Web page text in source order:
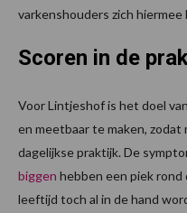
varkenshouders zich hiermee
Scoren in de
Voor Lintjeshof is het doel
en meetbaar te maken,
dagelijkse praktijk. De
biggen hebben een piek rond
leeftijd toch al in de hand